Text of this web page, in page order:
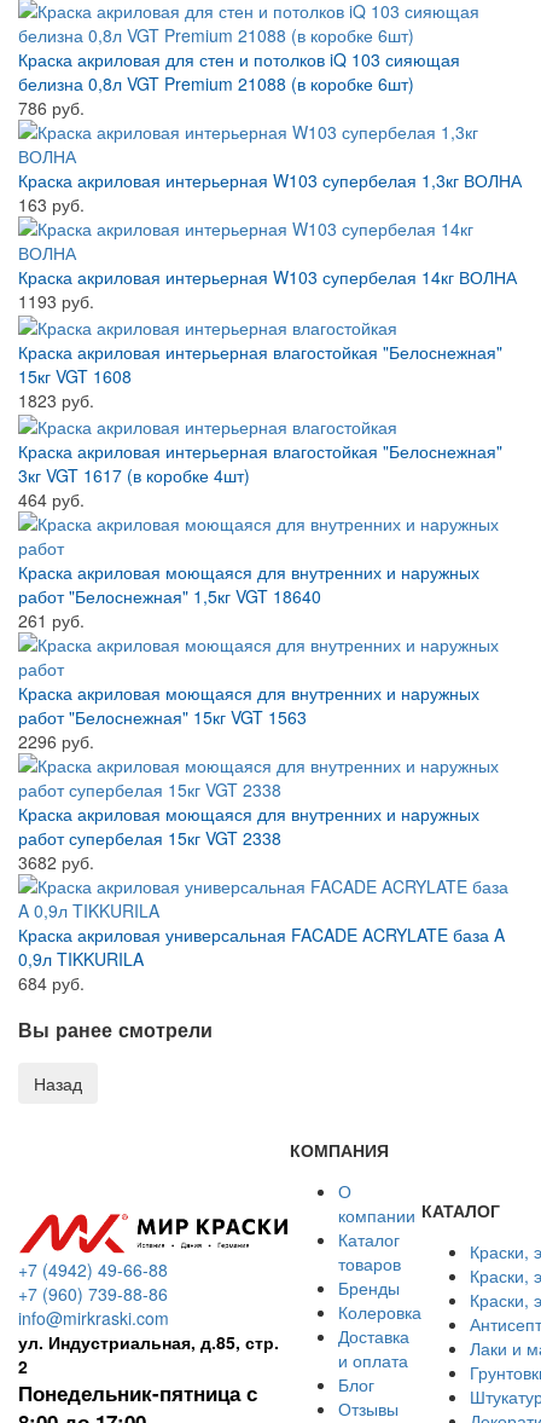
Краска акриловая для стен и потолков iQ 103 сияющая
белизна 0,8л VGT Premium 21088 (в коробке 6шт)
786 руб.
Краска акриловая интерьерная W103 супербелая 1,3кг ВОЛНА
163 руб.
Краска акриловая интерьерная W103 супербелая 14кг ВОЛНА
1193 руб.
Краска акриловая интерьерная влагостойкая "Белоснежная"
15кг VGT 1608
1823 руб.
Краска акриловая интерьерная влагостойкая "Белоснежная"
3кг VGT 1617 (в коробке 4шт)
464 руб.
Краска акриловая моющаяся для внутренних и наружных
работ "Белоснежная" 1,5кг VGT 18640
261 руб.
Краска акриловая моющаяся для внутренних и наружных
работ "Белоснежная" 15кг VGT 1563
2296 руб.
Краска акриловая моющаяся для внутренних и наружных
работ супербелая 15кг VGT 2338
3682 руб.
Краска акриловая универсальная FACADE ACRYLATE база A
0,9л TIKKURILA
684 руб.
Вы ранее смотрели
+7 (4942) 49-66-88
+7 (960) 739-88-86
info@mirkraski.com
ул. Индустриальная, д.85, стр.
2
Понедельник-пятница с
КОМПАНИЯ
О
компании
Каталог
товаров
Бренды
Колеровка
Доставка
и оплата
Блог
Отзывы
КАТАЛОГ
Краски,
Краски,
Краски,
Лаки и